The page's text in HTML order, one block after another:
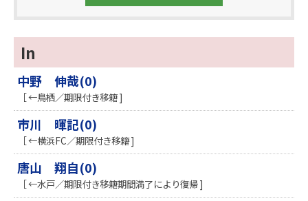
In
中野 伸哉(0)
［ ←鳥栖／期限付き移籍 ]
市川 暉記(0)
［ ←横浜FC／期限付き移籍 ]
唐山 翔自(0)
［ ←水戸／期限付き移籍期間満了により復帰 ]